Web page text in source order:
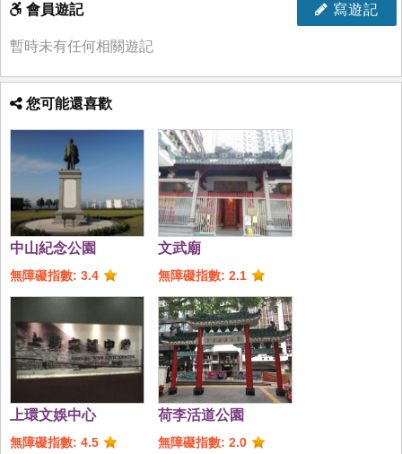
寫遊記
會員遊記
暫時未有任何相關遊記
您可能還喜歡
中山紀念公園
無障礙指數: 3.4
文武廟
無障礙指數: 2.1
上環文娛中心
無障礙指數: 4.5
荷李活道公園
無障礙指數: 2.0